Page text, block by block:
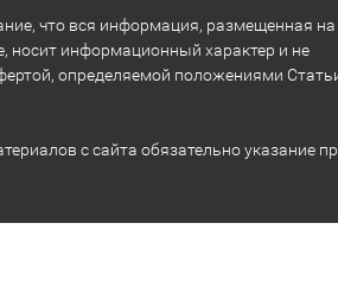
что вся информация, размещенная на
носит информационный характер и не
определяемой положениями
с сайта обязательно указание